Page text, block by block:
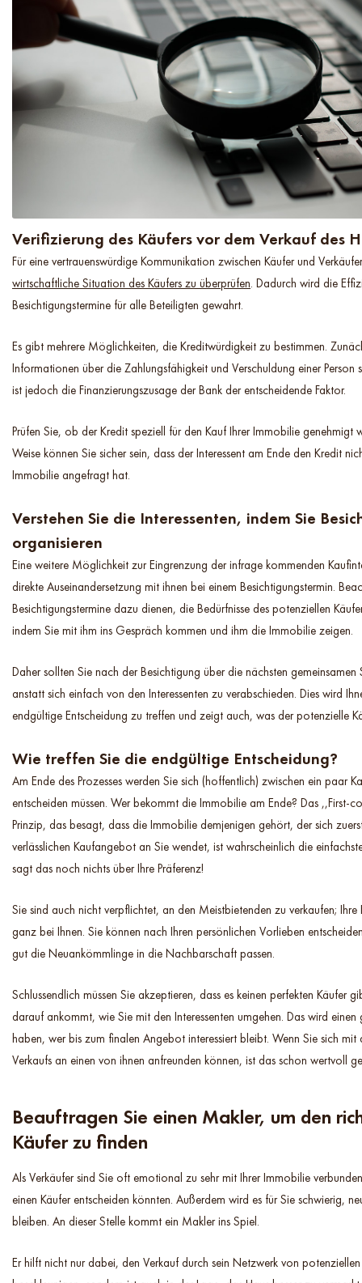
Verifizierung des Käufers vor dem Verkauf des
Für eine vertrauenswürdige Kommunikation zwischen Käufer und
wirtschaftliche Situation des Käufers zu überprüfen. Dadurch wird die
Besichtigungstermine für alle Beteiligten gewahrt.
Es gibt mehrere Möglichkeiten, die Kreditwürdigkeit zu bestimmen.
Informationen über die Zahlungsfähigkeit und Verschuldung einer Person
ist jedoch die Finanzierungszusage der Bank der entscheidende Faktor.
Prüfen Sie, ob der Kredit speziell für den Kauf Ihrer Immobilie genehmigt
Weise können Sie sicher sein, dass der Interessent am Ende den Kredit
Immobilie angefragt hat.
Verstehen Sie die Interessenten, indem Sie
organisieren
Eine weitere Möglichkeit zur Eingrenzung der infrage kommenden
direkte Auseinandersetzung mit ihnen bei einem Besichtigungstermin.
Besichtigungstermine dazu dienen, die Bedürfnisse des potenziellen
indem Sie mit ihm ins Gespräch kommen und ihm die Immobilie zeigen.
Daher sollten Sie nach der Besichtigung über die nächsten gemeinsamen
anstatt sich einfach von den Interessenten zu verabschieden. Dies wird
endgültige Entscheidung zu treffen und zeigt auch, was der potenzielle
Wie treffen Sie die endgültige Entscheidung?
Am Ende des Prozesses werden Sie sich (hoffentlich) zwischen ein paar
entscheiden müssen. Wer bekommt die Immobilie am Ende? Das ,,First-
Prinzip, das besagt, dass die Immobilie demjenigen gehört, der sich
verlässlichen Kaufangebot an Sie wendet, ist wahrscheinlich die
sagt das noch nichts über Ihre Präferenz!
Sie sind auch nicht verpflichtet, an den Meistbietenden zu verkaufen; Ihre
ganz bei Ihnen. Sie können nach Ihren persönlichen Vorlieben
gut die Neuankömmlinge in die Nachbarschaft passen.
Schlussendlich müssen Sie akzeptieren, dass es keinen perfekten Käufer
darauf ankommt, wie Sie mit den Interessenten umgehen. Das wird
haben, wer bis zum finalen Angebot interessiert bleibt. Wenn Sie sich mit
Verkaufs an einen von ihnen anfreunden können, ist das schon wertvoll
Beauftragen Sie einen Makler, um den
Käufer zu finden
Als Verkäufer sind Sie oft emotional zu sehr mit Ihrer Immobilie
einen Käufer entscheiden könnten. Außerdem wird es für Sie schwierig,
bleiben. An dieser Stelle kommt ein Makler ins Spiel.
Er hilft nicht nur dabei, den Verkauf durch sein Netzwerk von